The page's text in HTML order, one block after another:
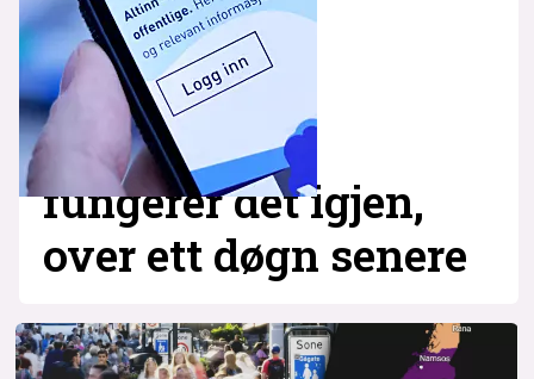
fungerer det igjen,
over ett døgn senere